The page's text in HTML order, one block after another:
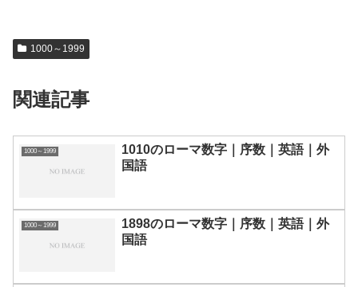
1000～1999
関連記事
1000～1999
1010のローマ数字｜序数｜英語｜外
国語
1000～1999
1898のローマ数字｜序数｜英語｜外
国語